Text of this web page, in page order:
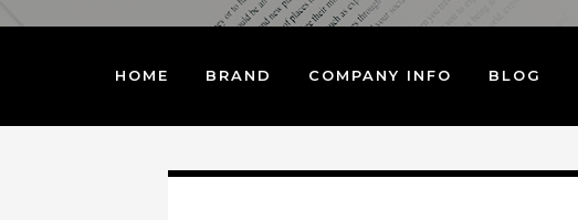
HOME BRAND COMPANY INFO BLOG